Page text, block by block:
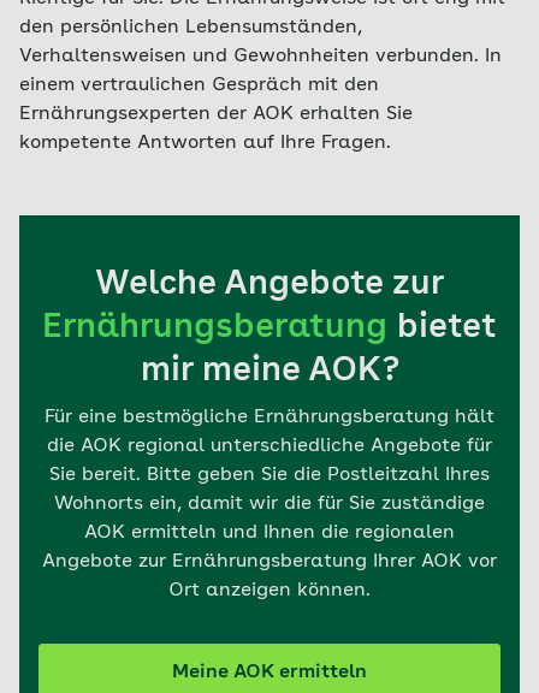
den persönlichen Lebensumständen,
Verhaltensweisen und Gewohnheiten verbunden. In
einem vertraulichen Gespräch mit den
Ernährungsexperten der AOK erhalten Sie
kompetente Antworten auf Ihre Fragen.
Welche Angebote zur
Ernährungsberatung bietet
mir meine AOK?
Für eine bestmögliche Ernährungsberatung hält
die AOK regional unterschiedliche Angebote für
Sie bereit. Bitte geben Sie die Postleitzahl Ihres
Wohnorts ein, damit wir die für Sie zuständige
AOK ermitteln und Ihnen die regionalen
Angebote zur Ernährungsberatung Ihrer AOK vor
Ort anzeigen können.
Meine AOK ermitteln